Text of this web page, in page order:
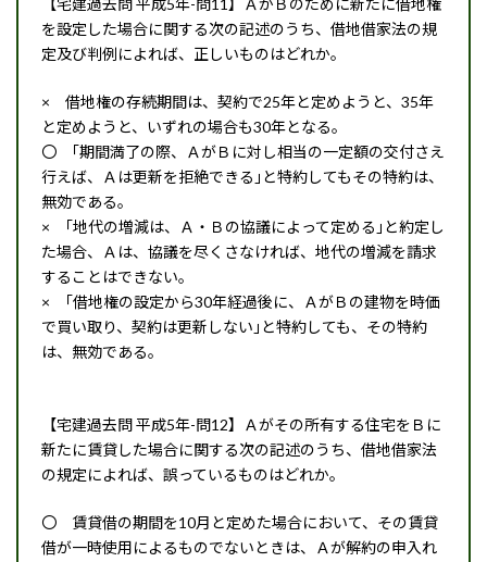
【宅建過去問 平成5年-問11】ＡがＢのために新たに借地権
を設定した場合に関する次の記述のうち、借地借家法の規
定及び判例によれば、正しいものはどれか。
× 借地権の存続期間は、契約で25年と定めようと、35年
と定めようと、いずれの場合も30年となる。
〇 ｢期間満了の際、ＡがＢに対し相当の一定額の交付さえ
行えば、Ａは更新を拒絶できる｣と特約してもその特約は、
無効である。
× ｢地代の増減は、Ａ・Ｂの協議によって定める｣と約定し
た場合、Ａは、協議を尽くさなければ、地代の増減を請求
することはできない。
× ｢借地権の設定から30年経過後に、ＡがＢの建物を時価
で買い取り、契約は更新しない｣と特約しても、その特約
は、無効である。
【宅建過去問 平成5年-問12】Ａがその所有する住宅をＢに
新たに賃貸した場合に関する次の記述のうち、借地借家法
の規定によれば、誤っているものはどれか。
〇 賃貸借の期間を10月と定めた場合において、その賃貸
借が一時使用によるものでないときは、Ａが解約の申入れ